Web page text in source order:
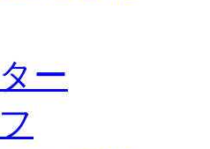
ー